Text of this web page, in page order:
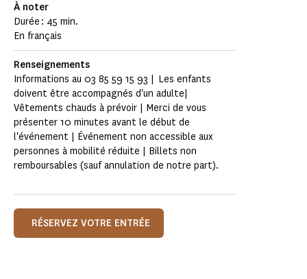
À noter
Durée : 45 min.
En français
Renseignements
Informations au 03 85 59 15 93 | Les enfants
doivent être accompagnés d'un adulte|
Vêtements chauds à prévoir | Merci de vous
présenter 10 minutes avant le début de
l'événement | Événement non accessible aux
personnes à mobilité réduite | Billets non
remboursables (sauf annulation de notre part).
RÉSERVEZ VOTRE ENTRÉE